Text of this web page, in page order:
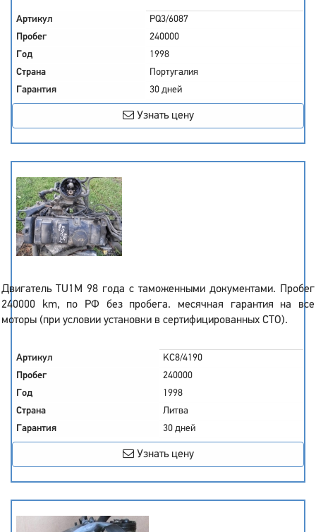
Артикул
PQ3/6087
Пробег
240000
Год
1998
Страна
Португалия
Гарантия
30 дней
Узнать цену
Двигатель TU1M 98 года с таможенными документами. Пробег
240000 km, по РФ без пробега. месячная гарантия на все
моторы (при условии установки в сертифицированных СТО).
Артикул
KC8/4190
Пробег
240000
Год
1998
Страна
Литва
Гарантия
30 дней
Узнать цену